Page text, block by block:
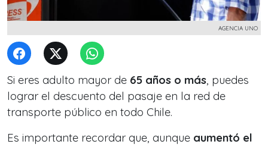
AGENCIA UNO
Si eres adulto mayor de 65 años o más, puedes
lograr el descuento del pasaje en la red de
transporte público en todo Chile.
Es importante recordar que, aunque aumentó el